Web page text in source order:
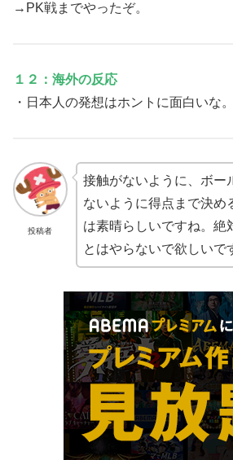
→PK戦までやったぞ。
１２：海外の反応
・日本人の発想はホントに面白いな。
投稿者
接触がないように、ボー
ないように得点まで決め
は素晴らしいですね。絶
とはやらないで欲しいで